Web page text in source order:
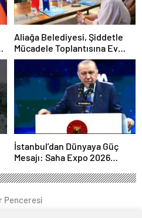
Aliağa Belediyesi, Şiddetle
Mücadele Toplantısına Ev
Sahipliği Yaptı
İstanbul’dan Dünyaya Güç
Mesajı: Saha Expo 2026
Penceresi